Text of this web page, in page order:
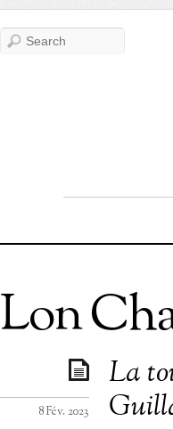
Lon
La
8 Fév. 2023